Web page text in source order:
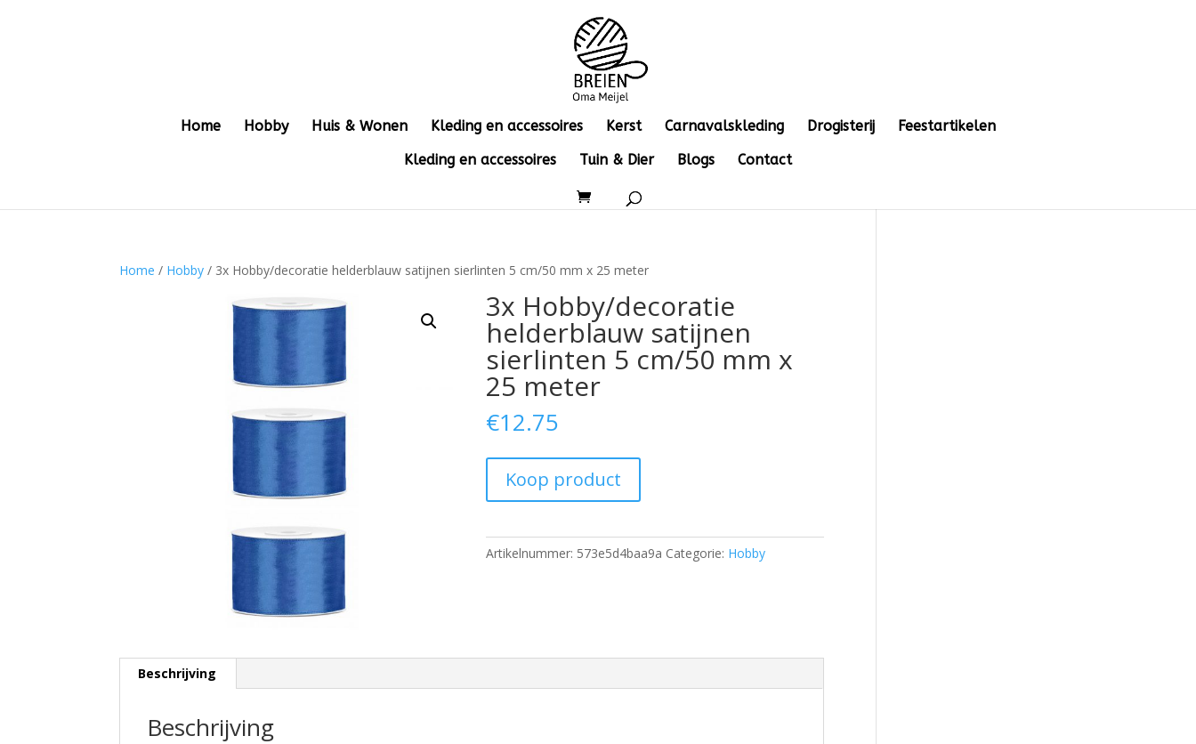
Home Hobby Huis & Wonen Kleding en accessoires Kerst Carnavalskleding Drogisterij
Feestartikelen
Kleding en accessoires
Tuin & Dier Blogs Contact
Home / Hobby / 3x Hobby/decoratie helderblauw satijnen sierlinten 5 cm/50 mm x 25 meter
3x Hobby/decoratie
helderblauw satijnen
sierlinten 5 cm/50 mm x
25 meter
€12.75
Koop product
Artikelnummer: 573e5d4baa9a Categorie: Hobby
Beschrijving
Beschrijving